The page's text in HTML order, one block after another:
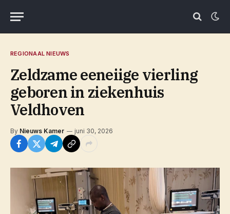
REGIONAAL NIEUWS
Zeldzame eeneiige vierling
geboren in ziekenhuis
Veldhoven
By Nieuws Kamer juni 30, 2026